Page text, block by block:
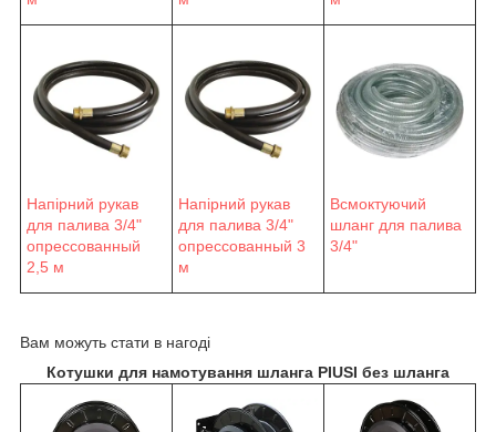
Напірний рукав
для палива 3/4"
опрессованный
2,5 м
Напірний рукав
для палива 3/4"
опрессованный 3
м
Всмоктуючий
шланг для палива
3/4"
Вам можуть стати в нагоді
Котушки для намотування шланга PIUSI без шланга